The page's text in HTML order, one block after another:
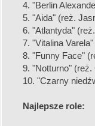
4. "Berlin
5. "Aida" (reż.
6. "Atlantyda"
7. "Vitalina
8. "Funny Face"
9. "Notturno"
10. "Czarny
Najlepsze role: